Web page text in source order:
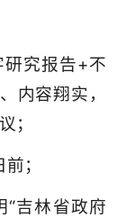
究报告+不
内容翔实，
；
；
“吉林省政府